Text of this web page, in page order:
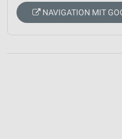
NAVIGATION MIT